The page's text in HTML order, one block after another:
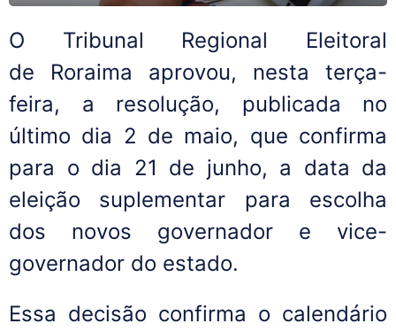
O Tribunal Regional Eleitoral
de Roraima aprovou, nesta terça-
feira, a resolução, publicada no
último dia 2 de maio, que confirma
para o dia 21 de junho, a data da
eleição suplementar para escolha
dos novos governador e vice-
governador do estado.
Essa decisão confirma o calendário